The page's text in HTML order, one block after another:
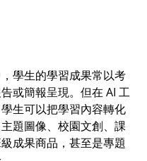
學生的學習成果常以考
或簡報呈現。但在 AI 工
生可以把學習內容轉化
題圖像、校園文創、課
成果商品，甚至是專題